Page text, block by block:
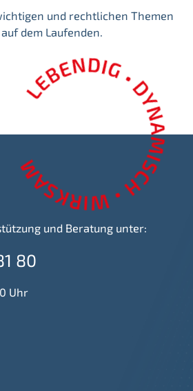
und rechtlichen Themen
dem Laufenden.
und Beratung unter:
80
Uhr